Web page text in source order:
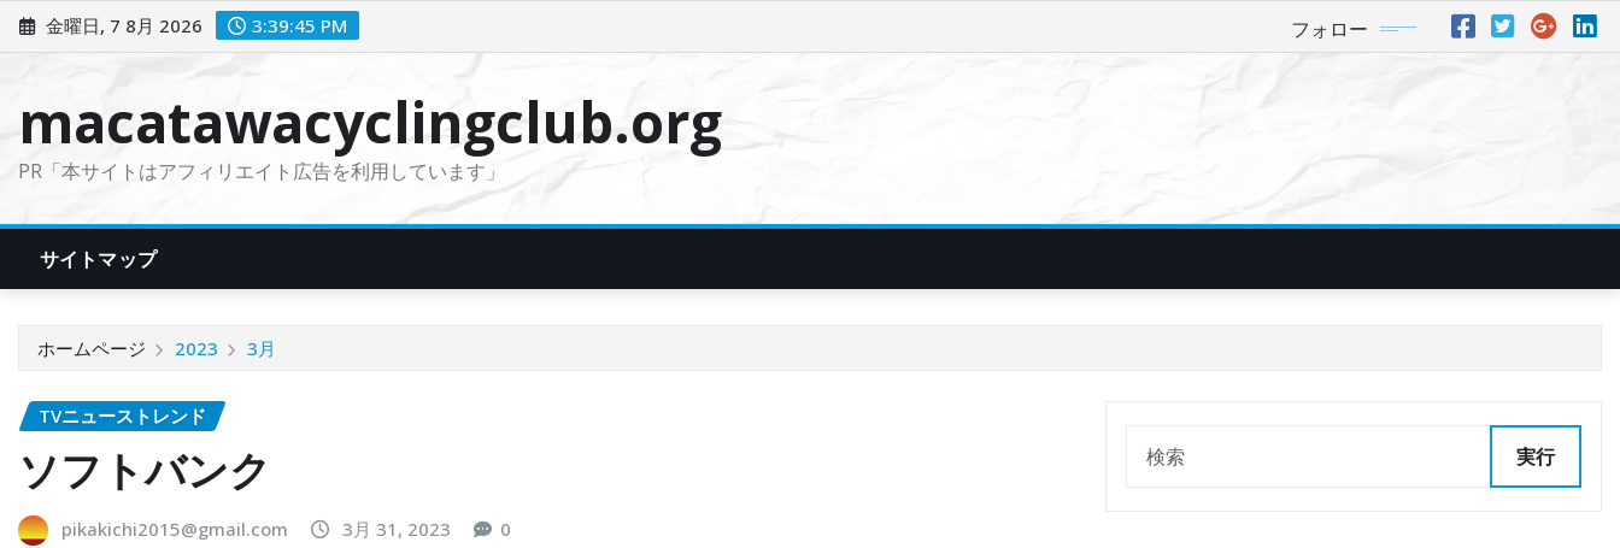
ン
金曜日, 7 8月 2026 3:39:46 PM フォロー
macatawacyclingclub.org
PR「本サイトはアフィリエイト広告を利用しています」
サイトマップ
ホームページ 2023 3月
TVニューストレンド
ソフトバンク
pikakichi2015@gmail.com 3月 31, 2023 0
実行